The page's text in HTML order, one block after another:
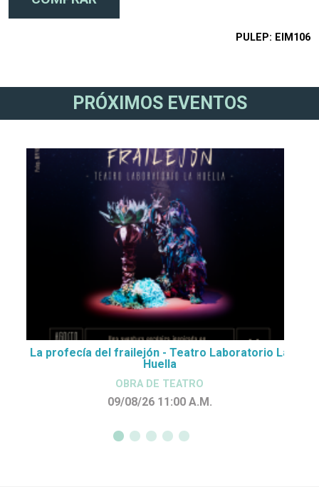
PULEP EIM106
PRÓXIMOS EVENTOS
La profecía del frailejón - Teatro Laboratorio La
Huella
OBRA DE TEATRO
09/08/26 11:00 A.M.